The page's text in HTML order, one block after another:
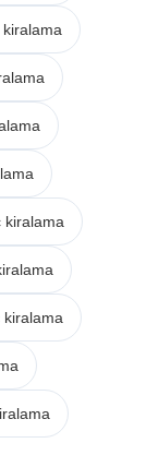
kiralama
kiralama